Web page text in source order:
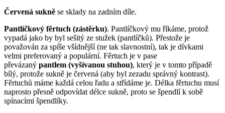
Červená sukně se sklady na zadním díle.
Pantlíčkový fěrtuch (zástěrku). Pantlíčkový mu říkáme, protož
vypadá jako by byl sešitý ze stužek (pantlíčků). Přestože je
považován za spíše všídnější (ne tak slavnostní), tak je dívkami
velmi preferovaný a populární. Fěrtuch je v pase
převázaný pantlem (vyšívanou stuhou), který je v tomto případě
bílý, protože sukně je červená (aby byl zezadu správný kontrast).
Fěrtuchů máme každá celou řadu a střídáme je. Délka fěrtuchu musí
naprosto přesně odpovídat délce sukně, proto se špendlí k sobě
spínacími špendlíky.